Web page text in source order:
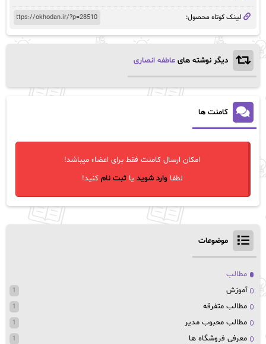
لینک کوتاه محصول:
دیگر نوشته های عاطفه انصاری
کامنت ها
امکان ارسال کامنت فقط برای اعضاء میباشد!
لطفاوارد شوید یاثبت نام کنید!
موضوعات
مطالب
آموزش
1
مطالب متفرقه 1
مطالب محبوب مدیر 1
معرفی فروشگاه ها 1